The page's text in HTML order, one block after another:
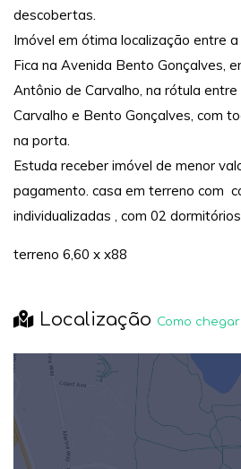
descobertas.
Imóvel em ótima localização entre a
Fica na Avenida Bento Gonçalves,
Antônio de Carvalho, na rótula
Carvalho e Bento Gonçalves, com
na porta.
Estuda receber imóvel de menor
pagamento. casa em terreno com
individualizadas , com 02
terreno 6,60 x x88
Localização Como chegar